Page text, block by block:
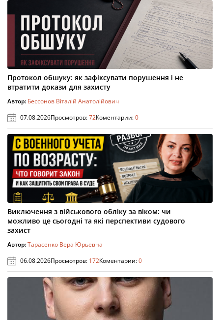
Протокол обшуку: як зафіксувати порушення і не
втратити докази для захисту
Автор: Бессонов Віталій Анатолійович
07.08.2026Просмотров:72Коментарии:0
Виключення з військового обліку за віком: чи
можливо це сьогодні та які перспективи судового
захист
Автор:Тарасенко Вера Юрьевна
06.08.2026Просмотров: 172Коментарии:0